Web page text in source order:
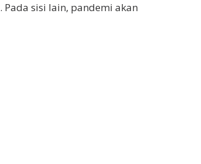
sisi lain, pandemi akan